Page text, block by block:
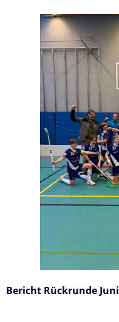
Bericht Rückrunde